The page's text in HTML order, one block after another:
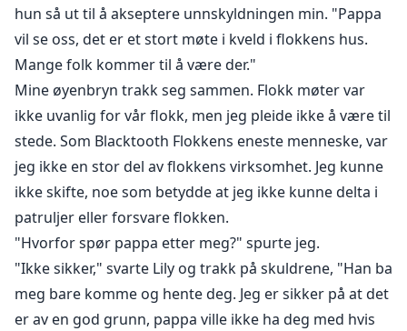
hun så ut til å akseptere unnskyldningen min. "Pappa
vil se oss, det er et stort møte i kveld i flokkens hus.
Mange folk kommer til å være der."
Mine øyenbryn trakk seg sammen. Flokk møter var
ikke uvanlig for vår flokk, men jeg pleide ikke å være til
stede. Som Blacktooth Flokkens eneste menneske, var
jeg ikke en stor del av flokkens virksomhet. Jeg kunne
ikke skifte, noe som betydde at jeg ikke kunne delta i
patruljer eller forsvare flokken.
"Hvorfor spør pappa etter meg?" spurte jeg.
"Ikke sikker," svarte Lily og trakk på skuldrene, "Han ba
meg bare komme og hente deg. Jeg er sikker på at det
er av en god grunn, pappa ville ikke ha deg med hvis